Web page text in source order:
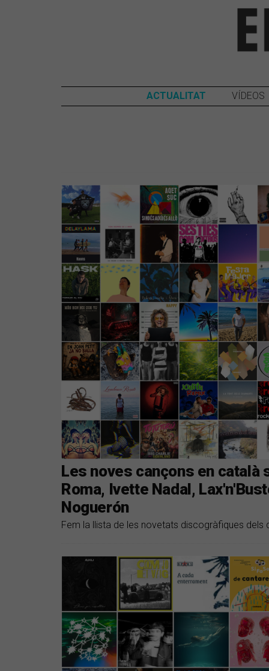
ACTUALITAT VÍDEOS
Les noves cançons en català
Roma, Ivette Nadal,
Noguerón
Fem la llista de les novetats discogràfiques dels